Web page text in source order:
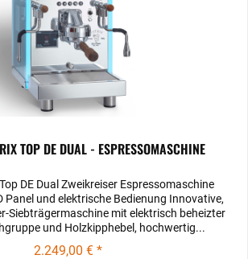
TOP DE DUAL - ESPRESSOMASCHINE
DE Dual Zweikreiser Espressomaschine
Panel und elektrische Bedienung Innovative,
Siebträgermaschine mit elektrisch beheizter
und Holzkipphebel, hochwertig...
2.249,00 € *